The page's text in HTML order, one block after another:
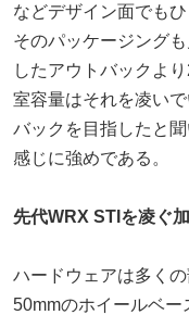
などデザイン面でも
そのパッケージング
したアウトバックよ
室容量はそれを凌い
バックを目指したと
感じに強めである。
先代WRX STIを凌ぐ
ハードウェアは多く
50mmのホイールベー